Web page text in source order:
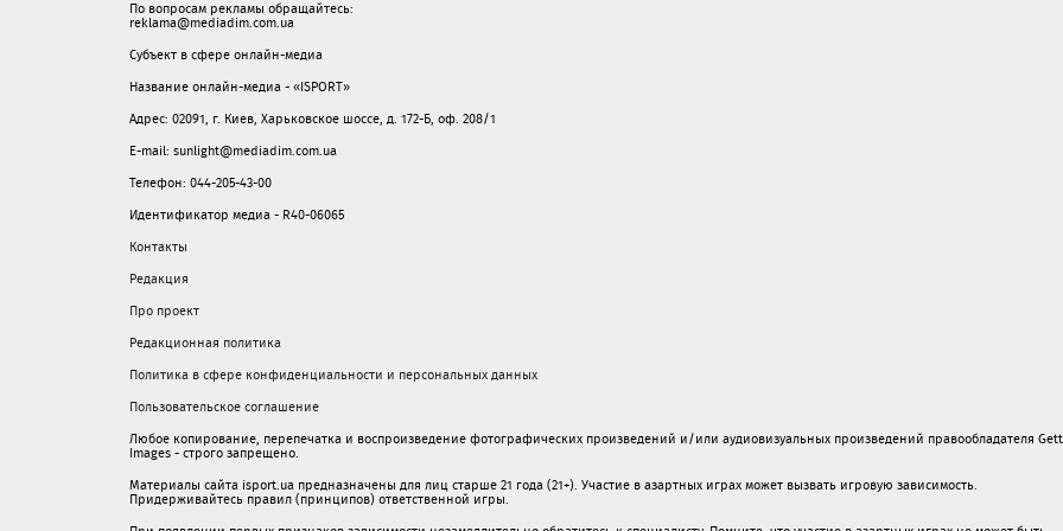
По вопросам рекламы обращайтесь:
reklama@mediadim.com.ua
Субъект в сфере онлайн-медиа
Название онлайн-медиа - «ISPORT»
Адрес: 02091, г. Киев, Харьковское шоссе, д. 172-Б, оф. 208/1
E-mail: sunlight@mediadim.com.ua
Телефон: 044-205-43-00
Идентификатор медиа - R40-06065
Контакты
Редакция
Про проект
Редакционная политика
Политика в сфере конфиденциальности и персональных данных
Пользовательское соглашение
Любое копирование, перепечатка и воспроизведение фотографических произведений и/или аудиовизуальных произведений правообладателя
Images - строго запрещено.
Материалы сайта isport.ua предназначены для лиц старше 21 года (21+). Участие в азартных играх может вызвать игровую зависимость.
Придерживайтесь правил (принципов) ответственной игры.